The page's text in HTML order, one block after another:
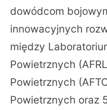
dowódcom
innowacyjnych
między
Powietrznych
Powietrznych
Powietrznych oraz